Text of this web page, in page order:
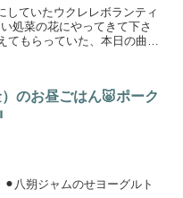
していたウクレレボランティ
処菜の花にやってきて下さ
のお昼ごはん🐷ポーク